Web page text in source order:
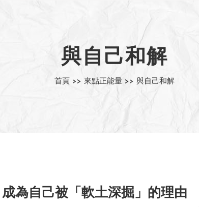
與自己和解
首頁 >> 來點正能量 >> 與自己和解
為自己被「軟土深掘」的理由